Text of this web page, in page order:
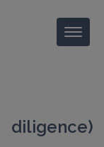
Menu